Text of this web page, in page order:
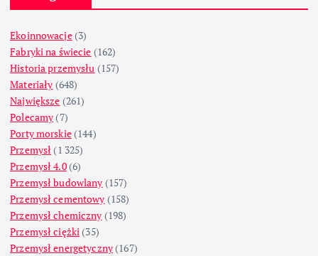
Ekoinnowacje(3)
Fabryki na świecie (162)
Historia przemysłu (157)
Materiały (648)
Największe (261)
Polecamy (7)
Porty morskie(144)
Przemysł (1 325)
Przemysł 4.0(6)
Przemysł budowlany (157)
Przemysł cementowy (158)
Przemysł chemiczny (198)
Przemysł ciężki (35)
Przemysł energetyczny (167)